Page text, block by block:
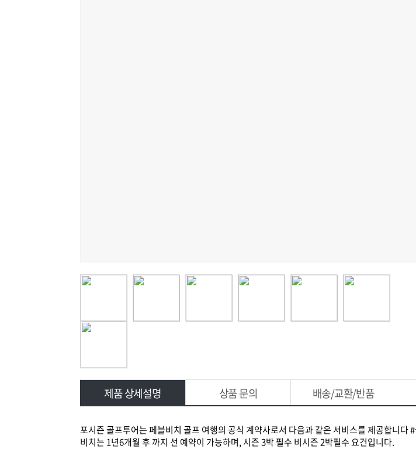
제품 상세설명 상품 문의 배송/교환/반품
포시즌 골프투어는 페블비치 골프 여행의 공식 계약사로서 다음과 같은 서비스를 제공합니
비치는 1년6개월 후 까지 선 예약이 가능하며, 시즌 3박 필수 비시즌 2박필수 요건입니다.